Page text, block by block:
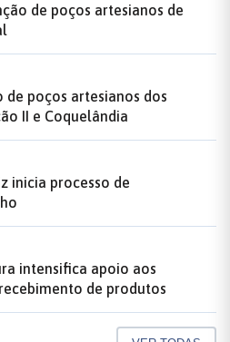
de poços artesianos de
poços artesianos dos
II e Coquelândia
inicia processo de
intensifica apoio aos
de produtos